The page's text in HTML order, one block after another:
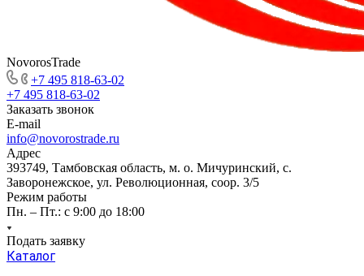
NovorosTrade
+7 495 818-63-02
+7 495 818-63-02
Заказать звонок
E-mail
info@novorostrade.ru
Адрес
393749, Тамбовская область, м. о. Мичуринский, с.
Заворонежское, ул. Революционная, соор. 3/5
Режим работы
Пн. – Пт.: с 9:00 до 18:00
Подать заявку
Каталог